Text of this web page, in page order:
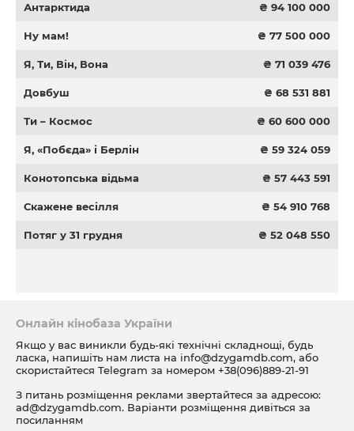
Антарктида ₴ 94 100 000
Ну мам! ₴ 77 500 000
Я, Ти, Він, Вона ₴ 71 039 476
Довбуш ₴ 68 531 881
Ти – Космос ₴ 60 600 000
Я, «Побєда» і Берлін ₴ 59 324 059
Конотопська відьма ₴ 57 443 591
Скажене весілля ₴ 54 910 768
Потяг у 31 грудня ₴ 52 048 550
Онлайн кінобаза України
Якщо у вас виникли будь-які технічні складнощі, будь
ласка, напишіть нам листа на info@dzygamdb.com, або
скористайтеся Telegram за номером +38(096)889-21-91
З питань розміщення реклами звертайтеся за адресою:
ad@dzygamdb.com. Варіанти розміщення дивіться за
посиланням